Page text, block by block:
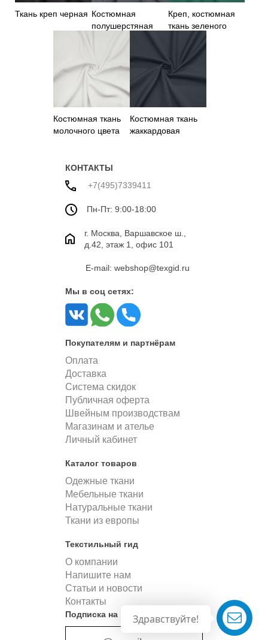
Здравствуйте!
Ткань креп черная Костюмная
полушерстяная
Креп, костюмная
ткань зеленого
Костюмная ткань
молочного цвета
Костюмная ткань
жаккардовая
КОНТАКТЫ
+7(495)7339411
Пн-Пт: 9:00-18:00
г. Москва, Варшавское ш.,
д.42, этаж 1, офис 101
E-mail: webshop@texgid.ru
Мы в соц сетях:
Покупателям и партнёрам
Оплата
Доставка
Система скидок
Публичная оферта
Швейным производствам
Магазинам и ателье
Личный кабинет
Каталог товаров
Одежные ткани
Мебельные ткани
Натуральные ткани
Ткани из европы
Текстильный гид
О компании
Напишите нам
Статьи и новости
Контакты
Подписка на новости